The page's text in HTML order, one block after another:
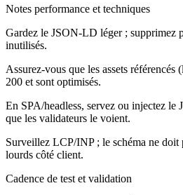
Notes performance et techniques
Gardez le JSON-LD léger ; supprimez
inutilisés.
Assurez-vous que les assets référencés
200 et sont optimisés.
En SPA/headless, servez ou injectez
que les validateurs le voient.
Surveillez LCP/INP ; le schéma ne doit
lourds côté client.
Cadence de test et validation